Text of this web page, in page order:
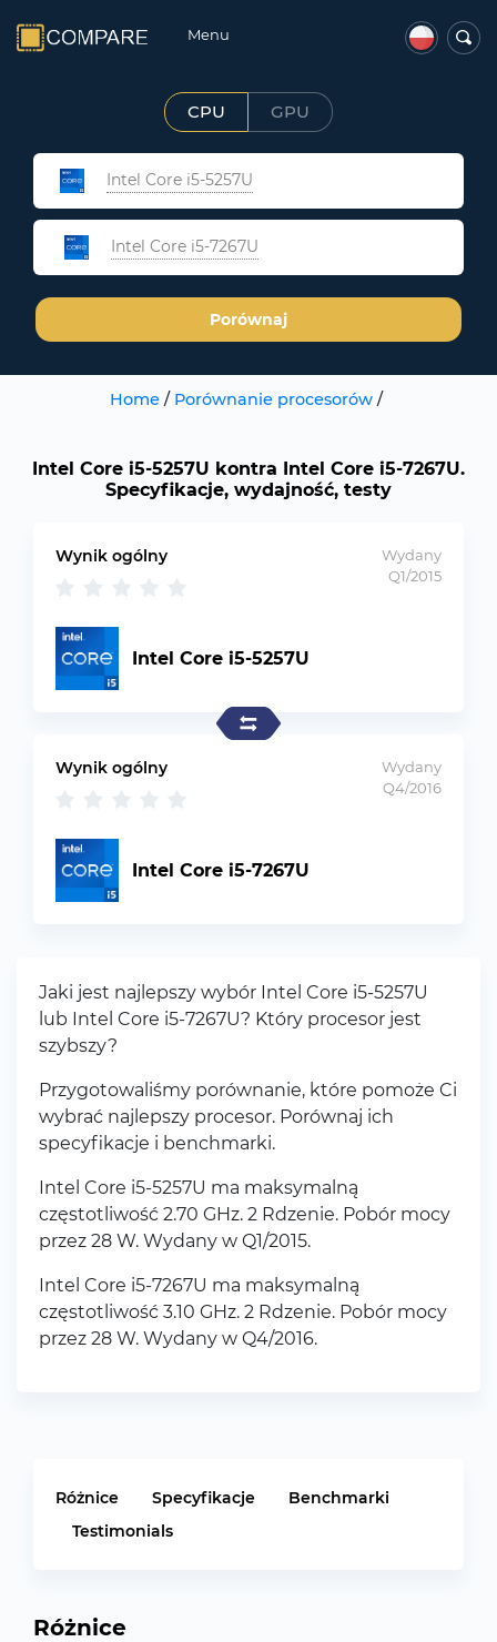
Menu
CPU GPU
Intel Core i5-5257U
Intel Core i5-7267U
Porównaj
Home / Porównanie procesorów /
Intel Core i5-5257U kontra Intel Core i5-7267U.
Specyfikacje, wydajność, testy
Wynik ogólny
Wydany
Q1/2015
Intel Core i5-5257U
Wydany
Q4/2016
Wynik ogólny
Intel Core i5-7267U
Jaki jest najlepszy wybór Intel Core i5-5257U
lub Intel Core i5-7267U? Który procesor jest
szybszy?
Przygotowaliśmy porównanie, które pomoże Ci
wybrać najlepszy procesor. Porównaj ich
specyfikacje i benchmarki.
Intel Core i5-5257U ma maksymalną
częstotliwość 2.70 GHz. 2 Rdzenie. Pobór mocy
przez 28 W. Wydany w Q1/2015.
Intel Core i5-7267U ma maksymalną
częstotliwość 3.10 GHz. 2 Rdzenie. Pobór mocy
przez 28 W. Wydany w Q4/2016.
Różnice Specyfikacje
Benchmarki
Testimonials
Różnice